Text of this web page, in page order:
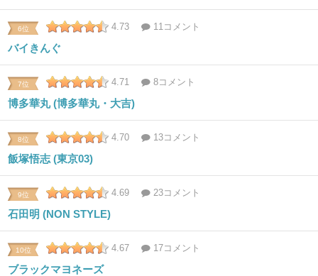
6位 4.73 11コメント
バイきんぐ
7位 4.71 8コメント
博多華丸 (博多華丸・大吉)
8位 4.70 13コメント
飯塚悟志 (東京03)
9位 4.69 23コメント
石田明 (NON STYLE)
10位 4.67 17コメント
ブラックマヨネーズ